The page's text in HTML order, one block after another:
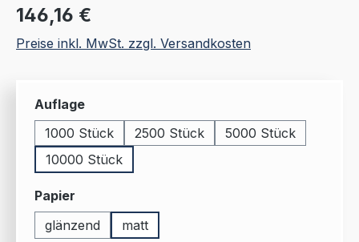
Regulärer Preis:
146,16 €
Preise inkl. MwSt. zzgl. Versandkosten
Auflageauswählen
1000 Stück
2500 Stück
5000 Stück
10000 Stück
Papier
glänzend
matt